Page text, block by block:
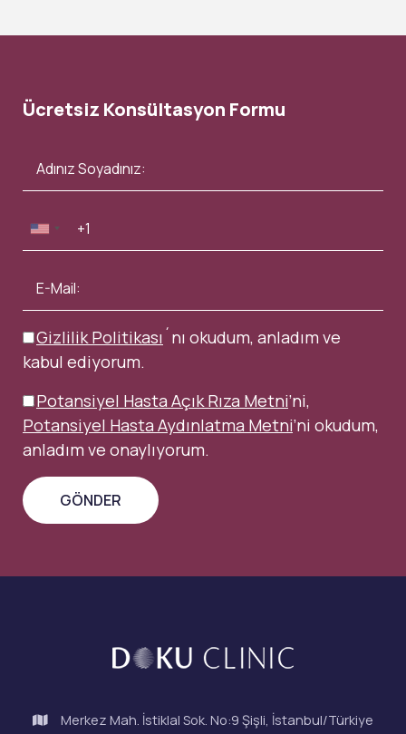
Ücretsiz Konsültasyon Formu
Gizlilik Politikası ´nı okudum, anladım ve
kabul ediyorum.
Potansiyel Hasta Açık Rıza Metni’ni,
Potansiyel Hasta Aydınlatma Metni’ni okudum,
anladım ve onaylıyorum.
Merkez Mah. İstiklal Sok. No:9 Şişli, İstanbul/Türkiye